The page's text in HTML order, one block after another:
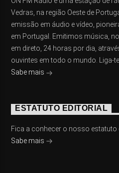
Vedras, na região Oeste de
emissão em áudio e vídeo,
em Portugal. Emitimos música,
em direto, 24 horas por dia,
ouvintes em todo o mundo. Liga-
Sabe mais
ESTATUTO EDITORIAL
Fica a conhecer o nosso estatuto
Sabe mais